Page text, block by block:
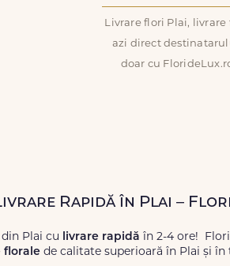
Livrare flori Plai, livrare
azi direct
doar cu
Rapidă în Plai –
Plai cu livrare rapidă în 2-4 ore!
florale de calitate superioară în Plai și în